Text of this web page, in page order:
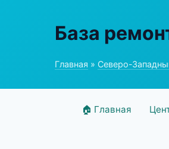
База
Главная » Северо-
🏠 Главная